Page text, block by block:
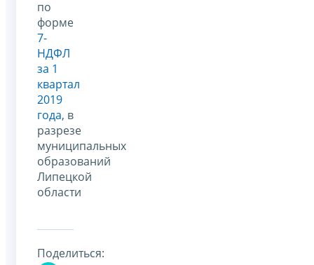
по
форме
7-
НДФЛ
за 1
квартал
2019
года, в
разрезе
муниципальных
образований
Липецкой
области
Поделиться: